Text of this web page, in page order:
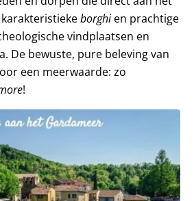
borghien prachtige
vindplaatsen en
De bewuste, pure beleving van
een meerwaarde: zo
!